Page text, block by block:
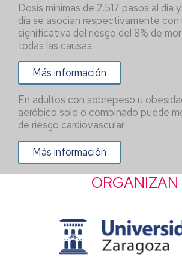
Dosis mínimas de 2.517 pasos al día
día se asocian respectivamente con
significativa del riesgo del 8% de
todas las causas
Más información
En adultos con sobrepeso u
aeróbico solo o combinado puede
de riesgo cardiovascular
Más información
ORGANIZAN